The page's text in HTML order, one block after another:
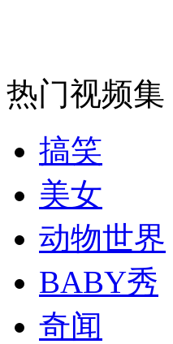
热门视频集
搞笑
美女
动物世界
BABY秀
奇闻